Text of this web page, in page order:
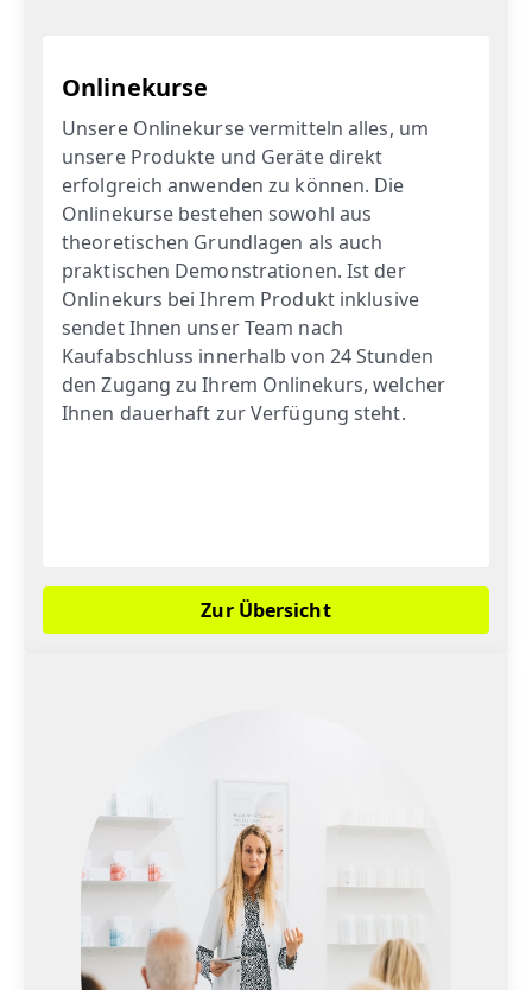
Onlinekurse
Unsere Onlinekurse vermitteln alles, um
unsere Produkte und Geräte direkt
erfolgreich anwenden zu können. Die
Onlinekurse bestehen sowohl aus
theoretischen Grundlagen als auch
praktischen Demonstrationen. Ist der
Onlinekurs bei Ihrem Produkt inklusive
sendet Ihnen unser Team nach
Kaufabschluss innerhalb von 24 Stunden
den Zugang zu Ihrem Onlinekurs, welcher
Ihnen dauerhaft zur Verfügung steht.
Zur Übersicht